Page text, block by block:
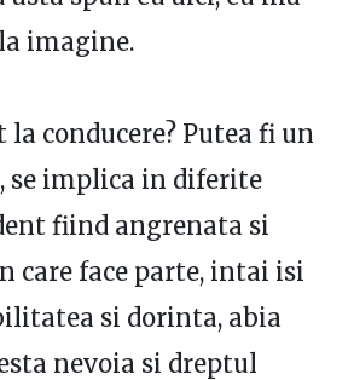
imagine.
la conducere? Putea fi un
se implica in diferite
fiind angrenata si
care face parte, intai isi
si dorinta, abia
nevoia si dreptul